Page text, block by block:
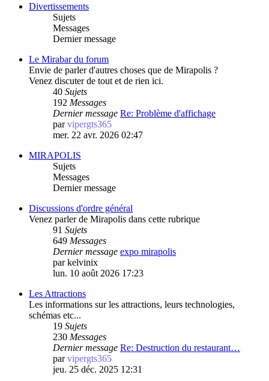
Divertissements
Sujets
Messages
Dernier message
Le Mirabar du forum
Envie de parler d'autres choses que de Mirapolis ?
Venez discuter de tout et de rien ici.
40 Sujets
192 Messages
Dernier message Re: Problème d'affichage
parvipergts365
mer. 22 avr. 2026 02:47
MIRAPOLIS
Sujets
Messages
Dernier message
Discussions d'ordre général
Venez parler de Mirapolis dans cette rubrique
91 Sujets
649 Messages
Dernier message expo mirapolis
parkelvinix
lun. 10 août 2026 17:23
Les Attractions
Les informations sur les attractions, leurs technologies,
schémas etc...
19 Sujets
230 Messages
Dernier message Re: Destruction du restaurant…
parvipergts365
jeu. 25 déc. 2025 12:31